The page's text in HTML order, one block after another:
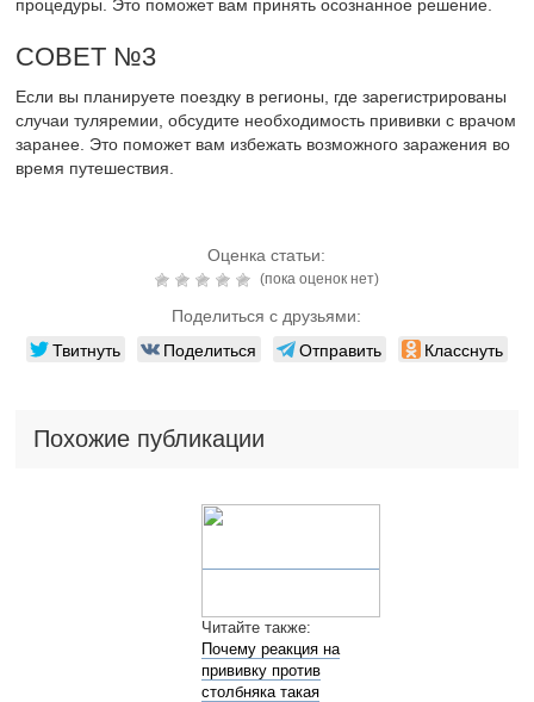
процедуры. Это поможет вам принять осознанное решение.
СОВЕТ №3
Если вы планируете поездку в регионы, где зарегистрированы
случаи туляремии, обсудите необходимость прививки с врачом
заранее. Это поможет вам избежать возможного заражения во
время путешествия.
Оценка статьи:
(пока оценок нет)
Поделиться с друзьями:
Твитнуть Поделиться Отправить Класснуть
Похожие публикации
Читайте также:
Почему реакция на
прививку против
столбняка такая